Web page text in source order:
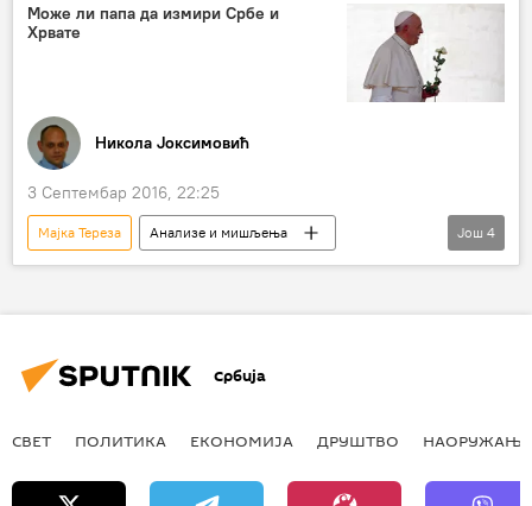
Може ли папа да измири Србе и
Хрвате
Никола Јоксимовић
3 Септембар 2016, 22:25
Мајка Тереза
Анализе и мишљења
Папа Фрања
помирење
Хрвати
Још 4
Србија
СВЕТ ПОЛИТИКА ЕКОНОМИЈА ДРУШТВО НАОРУЖАЊЕ